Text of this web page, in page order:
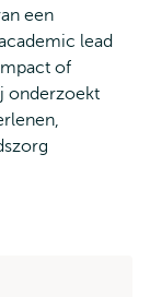
een
lead
of
onderzoekt